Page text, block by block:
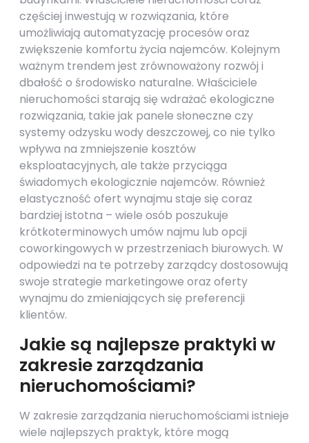
częściej inwestują w rozwiązania, które
umożliwiają automatyzację procesów oraz
zwiększenie komfortu życia najemców. Kolejnym
ważnym trendem jest zrównoważony rozwój i
dbałość o środowisko naturalne. Właściciele
nieruchomości starają się wdrażać ekologiczne
rozwiązania, takie jak panele słoneczne czy
systemy odzysku wody deszczowej, co nie tylko
wpływa na zmniejszenie kosztów
eksploatacyjnych, ale także przyciąga
świadomych ekologicznie najemców. Również
elastyczność ofert wynajmu staje się coraz
bardziej istotna – wiele osób poszukuje
krótkoterminowych umów najmu lub opcji
coworkingowych w przestrzeniach biurowych. W
odpowiedzi na te potrzeby zarządcy dostosowują
swoje strategie marketingowe oraz oferty
wynajmu do zmieniających się preferencji
klientów.
Jakie są najlepsze praktyki w
zakresie zarządzania
nieruchomościami?
W zakresie zarządzania nieruchomościami istnieje
wiele najlepszych praktyk, które mogą